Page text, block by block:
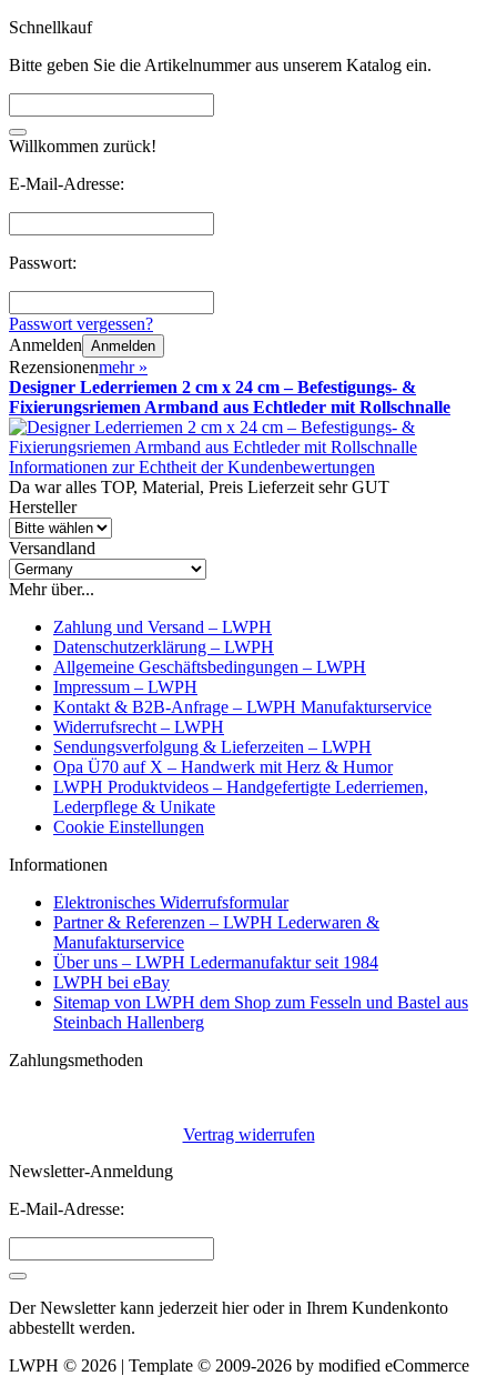
Schnellkauf
Bitte geben Sie die Artikelnummer aus unserem Katalog ein.
Willkommen zurück!
E-Mail-Adresse:
Passwort:
Passwort vergessen?
Anmelden Anmelden
Rezensionenmehr »
Designer Lederriemen 2 cm x 24 cm – Befestigungs- &
Fixierungsriemen Armband aus Echtleder mit Rollschnalle
Informationen zur Echtheit der Kundenbewertungen
Da war alles TOP, Material, Preis Lieferzeit sehr GUT
Hersteller
Versandland
Mehr über...
Zahlung und Versand – LWPH
Datenschutzerklärung – LWPH
Allgemeine Geschäftsbedingungen – LWPH
Impressum – LWPH
Kontakt & B2B-Anfrage – LWPH Manufakturservice
Widerrufsrecht – LWPH
Sendungsverfolgung & Lieferzeiten – LWPH
Opa Ü70 auf X – Handwerk mit Herz & Humor
LWPH Produktvideos – Handgefertigte Lederriemen,
Lederpflege & Unikate
Cookie Einstellungen
Informationen
Elektronisches Widerrufsformular
Partner & Referenzen – LWPH Lederwaren &
Manufakturservice
Über uns – LWPH Ledermanufaktur seit 1984
LWPH bei eBay
Sitemap von LWPH dem Shop zum Fesseln und Bastel aus
Steinbach Hallenberg
Zahlungsmethoden
Vertrag widerrufen
Newsletter-Anmeldung
E-Mail-Adresse:
Der Newsletter kann jederzeit hier oder in Ihrem Kundenkonto
abbestellt werden.
LWPH © 2026 | Template © 2009-2026 by modified eCommerce